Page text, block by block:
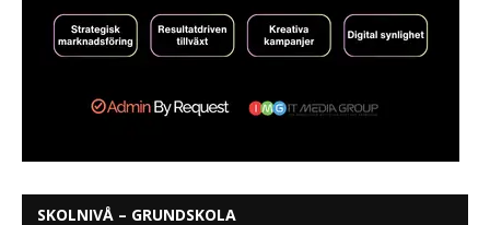
SKOLNIVÅ – GRUNDSKOLA